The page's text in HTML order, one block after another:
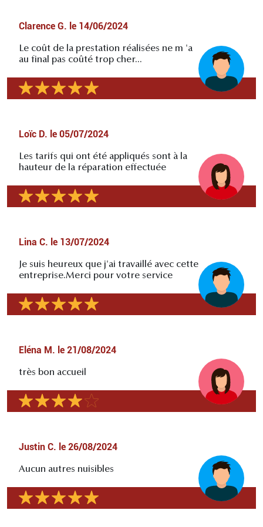
Clarence G. le 14/06/2024
Le coût de la prestation réalisées ne m 'a
au final pas coûté trop cher...
Loïc D. le 05/07/2024
Les tarifs qui ont été appliqués sont à la
hauteur de la réparation effectuée
Lina C. le 13/07/2024
Je suis heureux que j'ai travaillé avec cette
entreprise.Merci pour votre service
Eléna M. le 21/08/2024
très bon accueil
Justin C. le 26/08/2024
Aucun autres nuisibles